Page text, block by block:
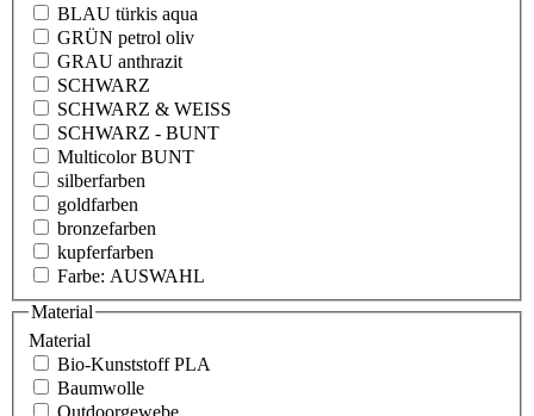
BLAU türkis aqua
GRÜN petrol oliv
GRAU anthrazit
SCHWARZ
SCHWARZ & WEISS
SCHWARZ - BUNT
Multicolor BUNT
silberfarben
goldfarben
bronzefarben
kupferfarben
Farbe: AUSWAHL
Material
Material
Bio-Kunststoff PLA
Baumwolle
Outdoorgewebe